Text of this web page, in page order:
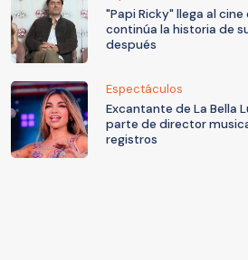
"Papi Ricky" llega al
continúa la historia de
después
Espectáculos
Excantante de La Bella
parte de director
registros